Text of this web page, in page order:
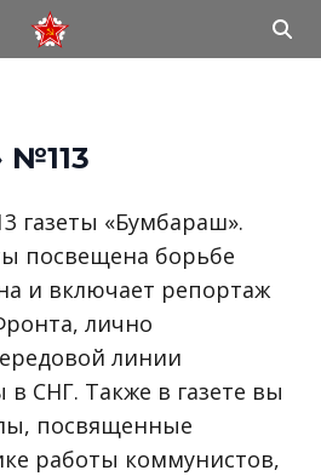
№113
газеты «Бумбараш».
посвещена борьбе
и включает репортаж
лично
линии
в СНГ. Также в газете вы
посвященные
работы коммунистов,